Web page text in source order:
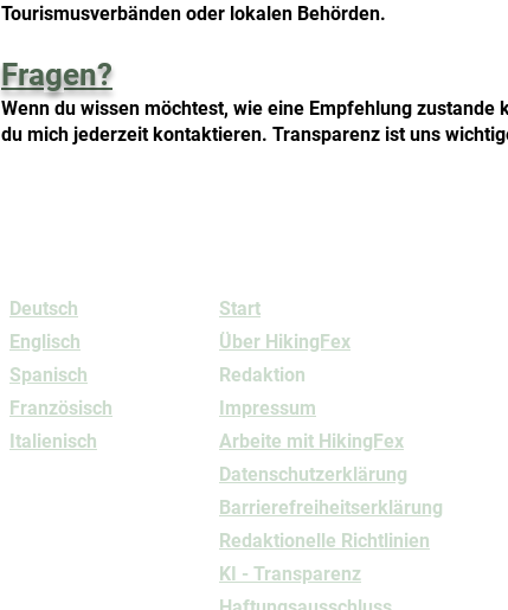
Tourismusverbänden oder lokalen Behörden.
Fragen?
Wenn du wissen möchtest, wie eine Empfehlung
du mich jederzeit kontaktieren. Transparenz ist uns
Deutsch
Englisch
Spanisch
Französisch
Italienisch
Start
Über HikingFex
Redaktion
Impressum
Arbeite mit HikingFex
Datenschutz​erklärung
Barrierefreiheitserklärung
Redaktionelle Richtlinien
KI - Transparenz